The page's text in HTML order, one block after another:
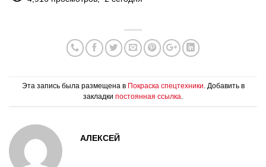
Эта запись была размещена в Покраска спецтехники . Добавить в
закладки постоянная ссылка
АЛЕКСЕЙ